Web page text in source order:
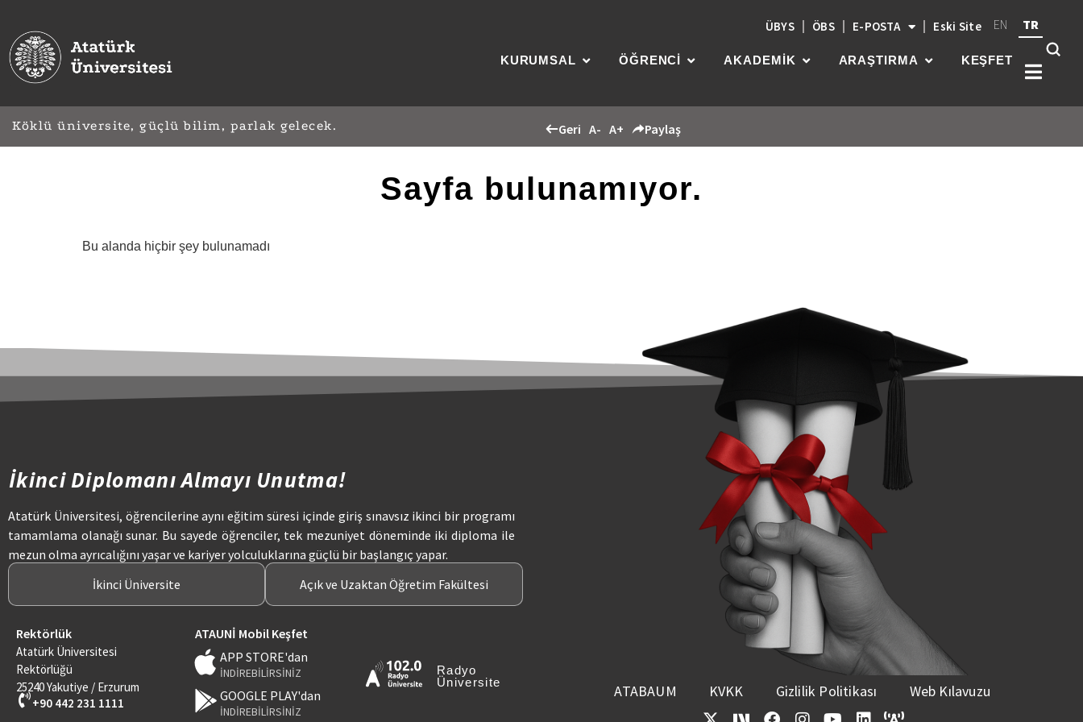
ÜBYS ÖBS E-POSTA Eski Site EN TR
KURUMSAL ÖĞRENCİ AKADEMİK ARAŞTIRMA KEŞFET
Köklü üniversite, güçlü bilim, parlak gelecek. Geri A- A+ Paylaş
Sayfa bulunamıyor.
Bu alanda hiçbir şey bulunamadı
İkinci Diplomanı Almayı Unutma!
Atatürk Üniversitesi, öğrencilerine aynı eğitim süresi içinde giriş sınavsız ikinci bir programı
tamamlama olanağı sunar. Bu sayede öğrenciler, tek mezuniyet döneminde iki diploma ile
mezun olma ayrıcalığını yaşar ve kariyer yolculuklarına güçlü bir başlangıç yapar.
İkinci Üniversite
Açık ve Uzaktan Öğretim Fakültesi
Rektörlük
Atatürk Üniversitesi
Rektörlüğü
25240 Yakutiye / Erzurum
+90 442 231 1111
ATAUNİ Mobil Keşfet
APP STORE'dan
İNDİREBİLİRSİNİZ
GOOGLE PLAY'dan
İNDİREBİLİRSİNİZ
Radyo
Üniversite
ATABAUM KVKK Gizlilik Politikası Web Kılavuzu